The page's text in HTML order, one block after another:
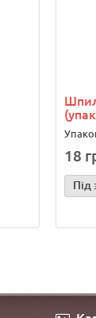
18
Під